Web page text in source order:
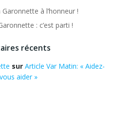
à l’honneur !
: c’est parti !
récents
sur Article Var Matin: « Aidez-
aider »